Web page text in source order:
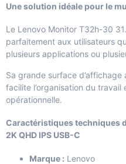
Une solution idéale pour le
Le Lenovo Monitor T32h-30
parfaitement aux utilisateurs
plusieurs applications ou
Sa grande surface d’affichage
facilite l’organisation du
opérationnelle.
Caractéristiques techniques
2K QHD IPS USB-C
Marque : Lenovo